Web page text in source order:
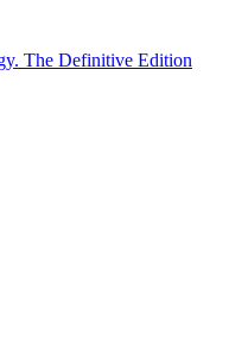
The Definitive Edition